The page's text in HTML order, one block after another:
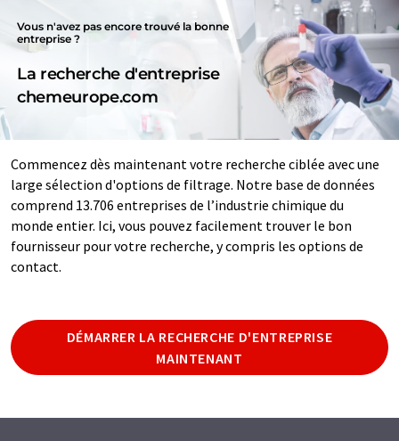
Vous n'avez pas encore trouvé la bonne
entreprise ?
La recherche d'entreprise
chemeurope.com
Commencez dès maintenant votre recherche ciblée avec une
large sélection d'options de filtrage. Notre base de données
comprend 13.706 entreprises de l’industrie chimique du
monde entier. Ici, vous pouvez facilement trouver le bon
fournisseur pour votre recherche, y compris les options de
contact.
DÉMARRER LA RECHERCHE D'ENTREPRISE
MAINTENANT